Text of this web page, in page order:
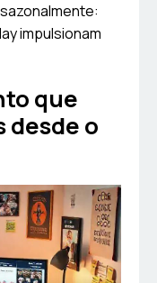
impulsionam
que
desde o